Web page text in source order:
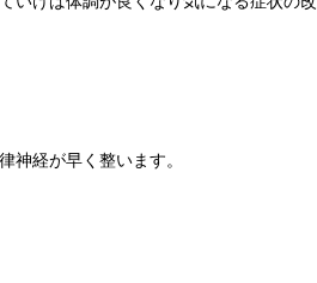
神経が早く整います。